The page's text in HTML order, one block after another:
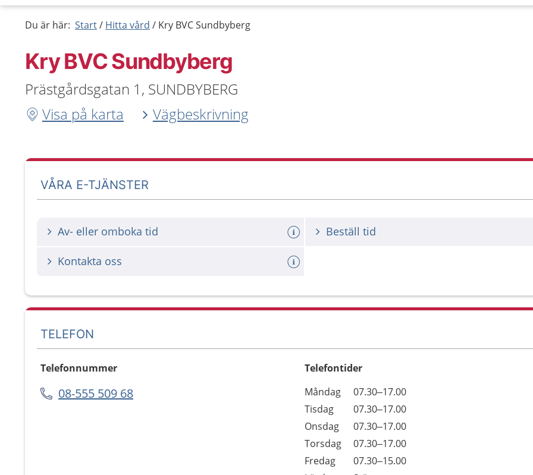
Du är här: Start Hitta vård Kry BVC Sundbyberg
Kry BVC Sundbyberg
Prästgårdsgatan 1, SUNDBYBERG
Visa på karta
Vägbeskrivning
VÅRA E-TJÄNSTER
Av- eller omboka tid Beställ tid
Kontakta oss
TELEFON
Telefonnummer
08-555 509 68
Telefontider
Dag
Öppettider
Kommentarer
Måndag
07.30–17.00
Tisdag
07.30–17.00
Onsdag
07.30–17.00
Torsdag
07.30–17.00
Fredag
07.30–15.00